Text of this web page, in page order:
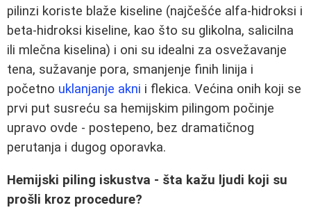
pilinzi koriste blaže kiseline (najčešće alfa-hidroksi i
beta-hidroksi kiseline, kao što su glikolna, salicilna
ili mlečna kiselina) i oni su idealni za osvežavanje
tena, sužavanje pora, smanjenje finih linija i
početno uklanjanje akni i flekica. Većina onih koji se
prvi put susreću sa hemijskim pilingom počinje
upravo ovde - postepeno, bez dramatičnog
perutanja i dugog oporavka.
Hemijski piling iskustva - šta kažu ljudi koji su
prošli kroz procedure?